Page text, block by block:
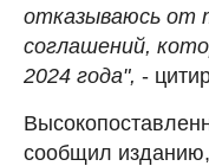
отказываюсь от
соглашений,
2024 года", -
сообщил